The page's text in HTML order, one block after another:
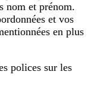
nom et prénom.
et vos
en plus
polices sur les